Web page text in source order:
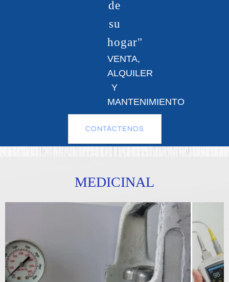
de
su
hogar"
VENTA,
ALQUILER
Y
MANTENIMIENTO
CONTÁCTENOS
MEDICINAL